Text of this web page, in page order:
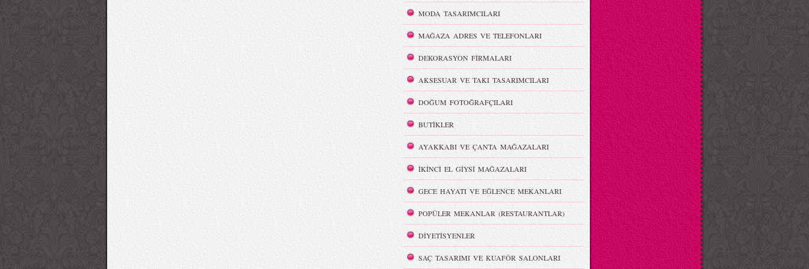
MODA TASARIMCILARI
MAĞAZA ADRES VE TELEFONLARI
DEKORASYON FİRMALARI
AKSESUAR VE TAKI TASARIMCILARI
DOĞUM FOTOĞRAFÇILARI
BUTİKLER
AYAKKABI VE ÇANTA MAĞAZALARI
İKİNCİ EL GİYSİ MAĞAZALARI
GECE HAYATI VE EĞLENCE MEKANLARI
POPÜLER MEKANLAR (RESTAURANTLAR)
DİYETİSYENLER
SAÇ TASARIMI VE KUAFÖR SALONLARI